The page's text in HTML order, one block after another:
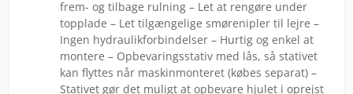
frem- og tilbage rulning – Let at rengøre under
topplade – Let tilgængelige smørenipler til lejre –
Ingen hydraulikforbindelser – Hurtig og enkel at
montere – Opbevaringsstativ med lås, så stativet
kan flyttes når maskinmonteret (købes separat) –
Stativet gør det muligt at opbevare hjulet i oprejst